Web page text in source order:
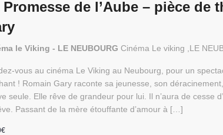
Promesse de l’Aube – pièce de
le Viking - LE NEUBOURGCinéma Le viking ,LE
vous au cinéma Le Viking au Neubourg, pour un
! Romain Gary raconte sa jeunesse, son
seule. Elle rêve de grandeur pour lui. Il n’aura de cesse
Passant de la mère étouffante d’amour à […]